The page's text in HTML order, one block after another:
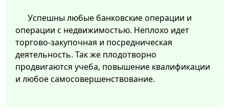
Успешны любые банковские операции и
операции с недвижимостью. Неплохо идет
торгово-закупочная и посредническая
деятельность. Так же плодотворно
продвигаются учеба, повышение квалификации
и любое самосовершенствование.